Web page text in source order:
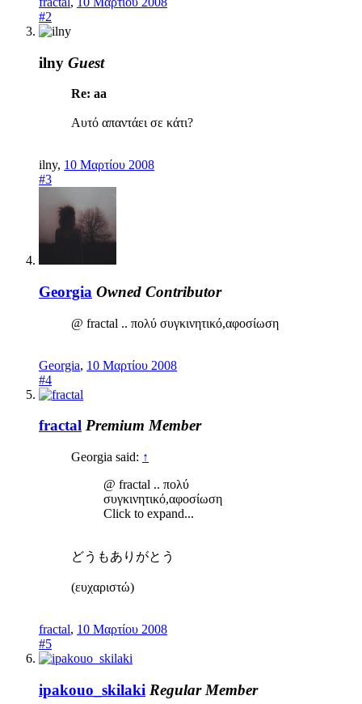
#2
ilny Guest
Re: aa
Αυτό απαντάει σε κάτι?
ilny, 10 Μαρτίου 2008
#3
Georgia Owned Contributor
@ fractal .. πολύ συγκινητικό,αφοσίωση
Georgia, 10 Μαρτίου 2008
#4
fractal Premium Member
Georgia said: ↑
@ fractal .. πολύ
συγκινητικό,αφοσίωση
Click to expand...
どうもありがとう
(ευχαριστώ)
fractal, 10 Μαρτίου 2008
#5
ipakouo_skilaki Regular Member